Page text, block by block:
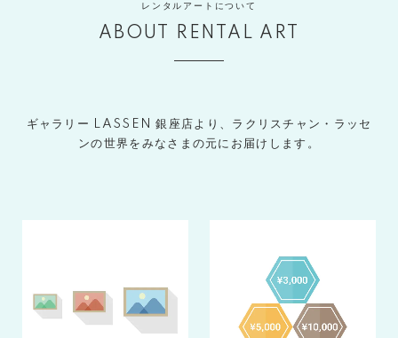
レンタルアートについて
ABOUT RENTAL ART
ギャラリー LASSEN 銀座店より、ラクリスチャン・ラッセ
ンの世界をみなさまの元にお届けします。